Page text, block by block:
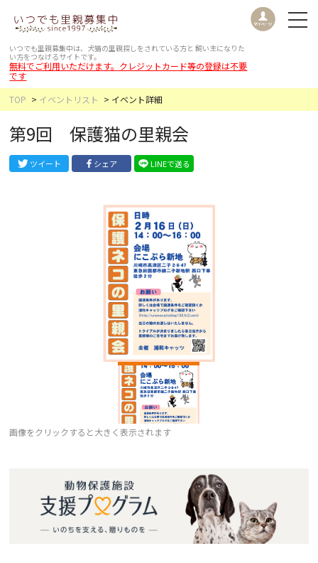
いつでも里親募集中は、犬猫の里親探しをされている方と 飼い主になりた
い方をつなげるサイトです。
無料でご利用いただけます。クレジットカード等の登録は不要
です
TOP
イベントリスト イベント詳細
第9回 保護猫の里親会
ツイート シェア LINEで送る
画像をクリックすると大きく表示されます